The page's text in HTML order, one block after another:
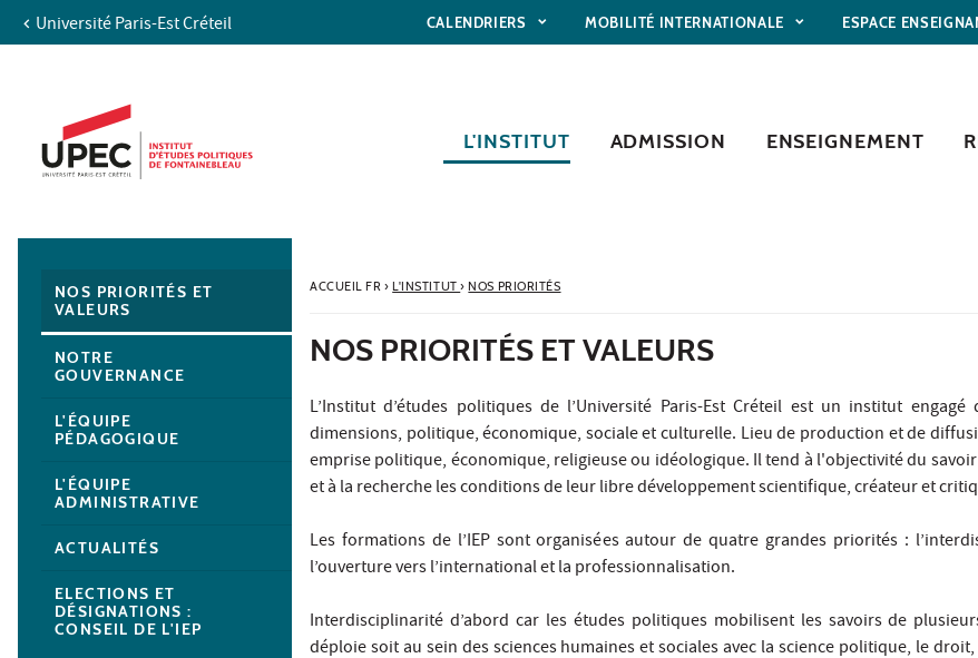
Aller au contenu
Recherche
Navigation secondaire
Université Paris-Est Créteil CALENDRIERS MOBILITÉ INTERNATIONALE ESPACE
L'INSTITUT ADMISSION ENSEIGNEMENT
ACCUEIL FR› L'INSTITUT› NOS PRIORITÉS
NOS PRIORITÉS ET VALEURS
L’Institut d’études politiques de l’Université Paris-Est Créteil est un institut
dimensions, politique, économique, sociale et culturelle. Lieu de production et de
emprise politique, économique, religieuse ou idéologique. Il tend à l'objectivité du
et à la recherche les conditions de leur libre développement scientifique, créateur et
Les formations de l’IEP sont organisées autour de quatre grandes priorités :
l’ouverture vers l’international et la professionnalisation.
Interdisciplinarité d’abord car les études politiques mobilisent les savoirs de
déploie soit au sein des sciences humaines et sociales avec la science politique, le
NOS PRIORITÉS ET
VALEURS
NOTRE
GOUVERNANCE
L'ÉQUIPE
PÉDAGOGIQUE
L'ÉQUIPE
ADMINISTRATIVE
ACTUALITÉS
ELECTIONS ET
DÉSIGNATIONS :
CONSEIL DE L'IEP